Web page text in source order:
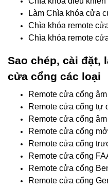
Làm Chìa khóa cửa
Chìa khóa remote
Chìa khóa remote
Sao chép, cài đặt,
cửa cổng các loại
Remote cửa cổng
Remote cửa cổng tự
Remote cửa cổng
Remote cửa cổng
Remote cửa cổng
Remote cửa cổng
Remote cửa cổng
Remote cửa cổng